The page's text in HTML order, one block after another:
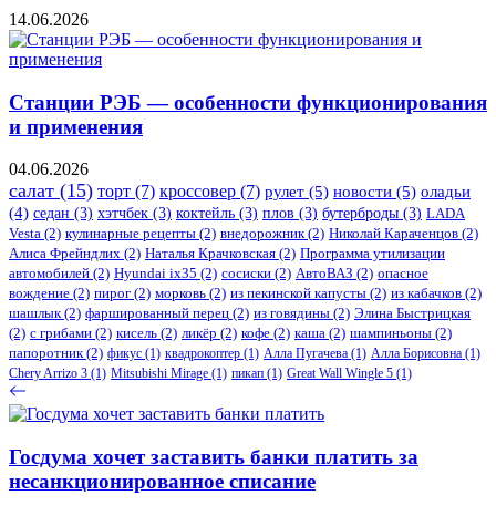
14.06.2026
Станции РЭБ — особенности функционирования
и применения
04.06.2026
салат (15) торт (7) кроссовер (7) рулет (5) новости (5) оладьи
(4) седан (3) хэтчбек (3) коктейль (3) плов (3) бутерброды (3) LADA
Vesta (2) кулинарные рецепты (2) внедорожник(2) Николай Караченцов (2)
Алиса Фрейндлих (2) Наталья Крачковская (2) Программа утилизации
автомобилей (2) ​Hyundai ix35 (2) сосиски (2) АвтоВАЗ (2) опасное
вождение (2) пирог (2) морковь (2) из пекинской капусты (2) из кабачков (2)
шашлык(2) фаршированный перец (2) из говядины (2) Элина Быстрицкая
(2) с грибами (2) кисель (2) ликёр (2) кофе (2) каша (2) шампиньоны (2)
папоротник(2) фикус (1) квадрокоптер (1) Алла Пугачева (1) Алла Борисовна (1)
Chery Arrizo 3 (1) Mitsubishi Mirage (1) пикап (1) Great Wall Wingle 5 (1)
Госдума хочет заставить банки платить за
несанкционированное списание